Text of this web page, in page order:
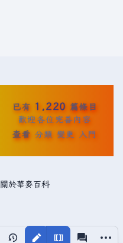
更多
已有 1,220 篇條目
歡迎各位完善內容
查看 分類 變更 入門
關於華麥百科